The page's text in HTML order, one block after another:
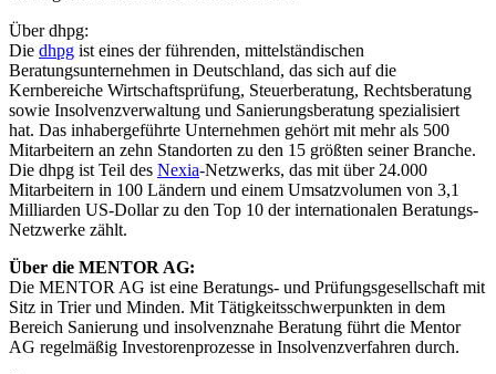
Über dhpg:
Die dhpg ist eines der führenden, mittelständischen
Beratungsunternehmen in Deutschland, das sich auf die
Kernbereiche Wirtschaftsprüfung, Steuerberatung, Rechtsberatung
sowie Insolvenzverwaltung und Sanierungsberatung spezialisiert
hat. Das inhabergeführte Unternehmen gehört mit mehr als 500
Mitarbeitern an zehn Standorten zu den 15 größten seiner Branche.
Die dhpg ist Teil des Nexia-Netzwerks, das mit über 24.000
Mitarbeitern in 100 Ländern und einem Umsatzvolumen von 3,1
Milliarden US-Dollar zu den Top 10 der internationalen Beratungs-
Netzwerke zählt.
Über die MENTOR AG:
Die MENTOR AG ist eine Beratungs- und Prüfungsgesellschaft mit
Sitz in Trier und Minden. Mit Tätigkeitsschwerpunkten in dem
Bereich Sanierung und insolvenznahe Beratung führt die Mentor
AG regelmäßig Investorenprozesse in Insolvenzverfahren durch.